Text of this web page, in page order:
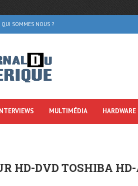
QUI SOMMES NOUS ?
MULTIMÉDIA HARDWARE
HD-DVD TOSHIBA HD-